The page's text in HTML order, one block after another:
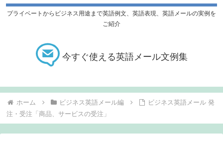
プライベートからビジネス用途まで英語例文、英語表現、英語メールの実例を
ご紹介
今すぐ使える英語メール文例集
ホーム ビジネス英語メール編
ビジネス英語メール 発
注・受注「商品、サービスの受注」